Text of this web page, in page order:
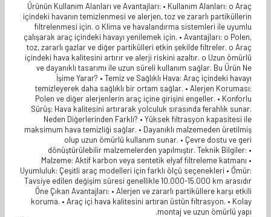
Ürünün Kullanım Alanları ve Avantajları: • Kullanım Alanları: o Araç
içindeki havanın temizlenmesi ve alerjen, toz ve zararlı partiküllerin
filtrelenmesi için. o Klima ve havalandırma sistemleri ile uyumlu
çalışarak araç içindeki havayı yenilemek için. • Avantajları: o Polen,
toz, zararlı gazlar ve diğer partikülleri etkin şekilde filtreler. o Araç
içindeki hava kalitesini artırır ve alerji riskini azaltır. o Uzun ömürlü
ve dayanıklı tasarımı ile uzun süreli kullanım sağlar. Bu Ürün Ne
İşime Yarar? • Temiz ve Sağlıklı Hava: Araç içindeki havayı
temizleyerek daha sağlıklı bir ortam sağlar. • Alerjen Koruması:
Polen ve diğer alerjenlerin araç içine girişini engeller. • Konforlu
Sürüş: Hava kalitesini artırarak yolculuk sırasında ferahlık sunar.
Neden Diğerlerinden Farklı? • Yüksek filtrasyon kapasitesi ile
maksimum hava temizliği sağlar. • Dayanıklı malzemeden üretilmiş
olup uzun ömürlü kullanım sunar. • Çevre dostu ve geri
dönüştürülebilir malzemelerden yapılmıştır. Teknik Bilgiler: •
Malzeme: Aktif karbon veya sentetik elyaf filtreleme katmanı •
Uyumluluk: Çeşitli araç modelleri için farklı ölçü seçenekleri • Ömür:
Tavsiye edilen değişim süresi genellikle 10.000-15.000 km arasıdır
Öne Çıkan Avantajları: • Alerjen ve zararlı partiküllere karşı etkili
koruma. • Araç içi hava kalitesini artıran üstün filtrasyon. • Kolay
montaj ve uzun ömürlü yapı.